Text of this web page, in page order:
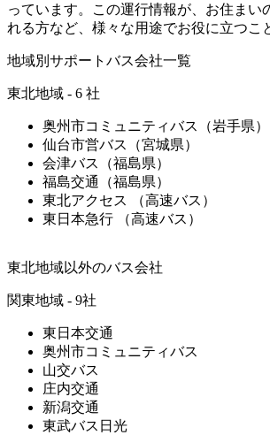
っています。この運行情報が、お住まい
れる方など、様々な用途でお役に立つこ
地域別サポートバス会社一覧
東北地域 - 6 社
奥州市コミュニティバス（岩手県）
仙台市営バス（宮城県）
会津バス（福島県）
福島交通（福島県）
東北アクセス （高速バス）
東日本急行 （高速バス）
東北地域以外のバス会社
関東地域 - 9社
東日本交通
奥州市コミュニティバス
山交バス
庄内交通
新潟交通
東武バス日光